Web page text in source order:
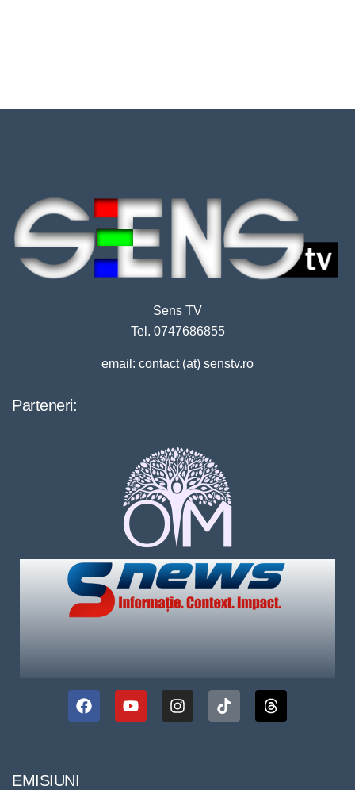
Sens TV
Tel. 0747686855
email: contact (at) senstv.ro
Parteneri:
EMISIUNI